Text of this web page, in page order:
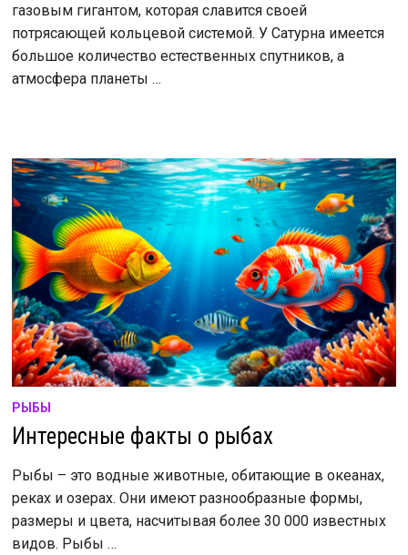
газовым гигантом, которая славится своей
потрясающей кольцевой системой. У Сатурна имеется
большое количество естественных спутников, а
атмосфера планеты …
РЫБЫ
Интересные факты о рыбах
Рыбы – это водные животные, обитающие в океанах,
реках и озерах. Они имеют разнообразные формы,
размеры и цвета, насчитывая более 30 000 известных
видов. Рыбы …